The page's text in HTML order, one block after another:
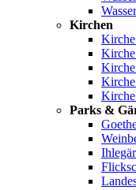
Kirchen
Kirche
Parks &